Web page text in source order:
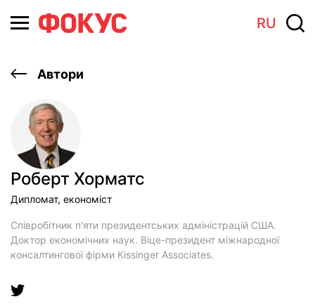
RU
Автори
Роберт Хорматс
Дипломат, економіст
Співробітник п'яти президентських адміністрацій США.
Доктор економічних наук. Віце-президент міжнародної
консалтингової фірми Kissinger Associates.